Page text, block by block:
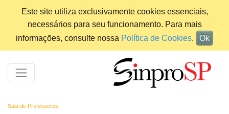
Este site utiliza exclusivamente cookies essenciais,
necessários para seu funcionamento. Para mais
informações, consulte nossa Política de Cookies. Ok
Sala de Professores